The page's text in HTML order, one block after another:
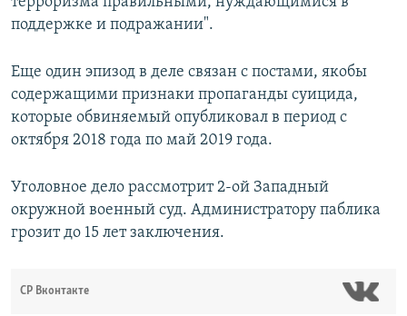
поддержке и подражании".
Еще один эпизод в деле связан с постами, якобы
содержащими признаки пропаганды суицида,
которые обвиняемый опубликовал в период с
октября 2018 года по май 2019 года.
Уголовное дело рассмотрит 2-ой Западный
окружной военный суд. Администратору паблика
грозит до 15 лет заключения.
СР Вконтакте